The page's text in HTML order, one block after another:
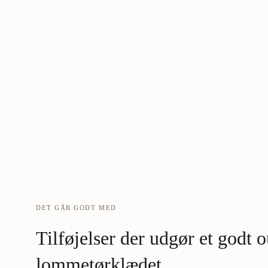
DET GÅR GODT MED
Tilføjelser der udgør et godt